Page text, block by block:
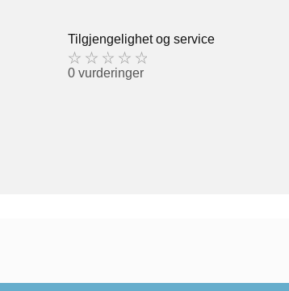
Tilgjengelighet og service
0 vurderinger